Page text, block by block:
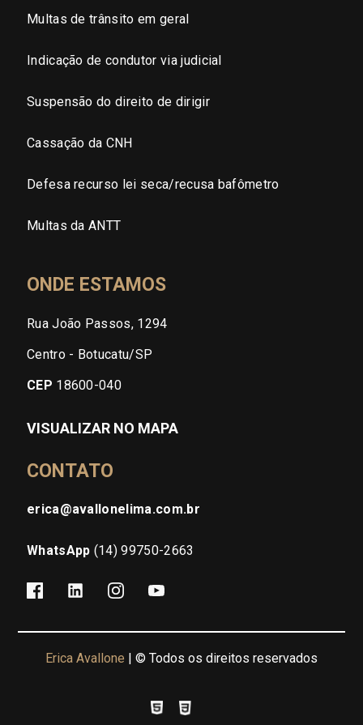
Multas de trânsito em geral
Indicação de condutor via judicial
Suspensão do direito de dirigir
Cassação da CNH
Defesa recurso lei seca/recusa bafômetro
Multas da ANTT
ONDE ESTAMOS
Rua João Passos, 1294
Centro - Botucatu/SP
CEP 18600-040
VISUALIZAR NO MAPA
CONTATO
erica@avallonelima.com.br
WhatsApp (14) 99750-2663
Erica Avallone | © Todos os direitos reservados